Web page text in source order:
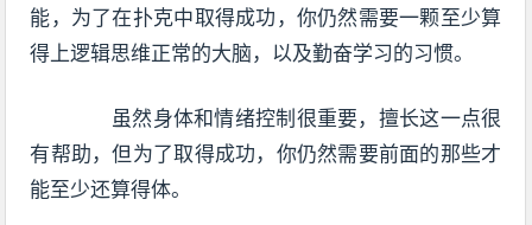
能，为了在扑克中取得成功，你仍然需要一颗至少算
得上逻辑思维正常的大脑，以及勤奋学习的习惯。
虽然身体和情绪控制很重要，擅长这一点很
有帮助，但为了取得成功，你仍然需要前面的那些才
能至少还算得体。